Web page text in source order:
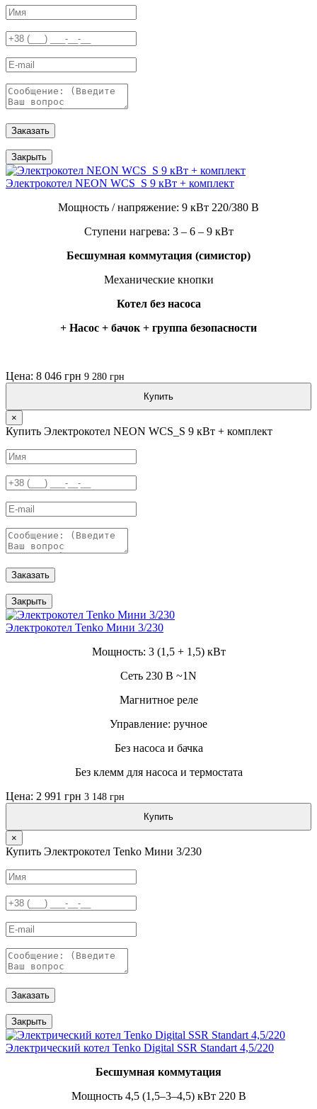
Заказать
Закрыть
Электрокотел NEON WCS_S 9 кВт + комплект
Мощность / напряжение: 9 кВт 220/380 В
Ступени нагрева: 3 – 6 – 9 кВт
Бесшумная коммутация (симистор)
Механические кнопки
Котел без насоса
+ Насос + бачок + группа безопасности
Цена: 8 046 грн 9 280 грн
Купить
×
Купить Электрокотел NEON WCS_S 9 кВт + комплект
Заказать
Закрыть
Электрокотел Tenko Мини 3/230
Мощность: 3 (1,5 + 1,5) кВт
Сеть 230 В ~1N
Магнитное реле
Управление: ручное
Без насоса и бачка
Без клемм для насоса и термостата
Цена: 2 991 грн 3 148 грн
Купить
×
Купить Электрокотел Tenko Мини 3/230
Заказать
Закрыть
Электрический котел Tenko Digital SSR Standart 4,5/220
Бесшумная коммутация
Мощность 4,5 (1,5–3–4,5) кВт 220 В